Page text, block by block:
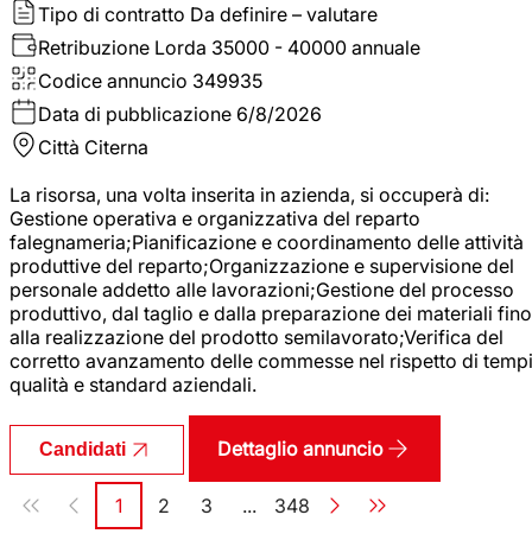
Tipo di contratto Da definire – valutare
Retribuzione Lorda 35000 - 40000 annuale
Codice annuncio 349935
Data di pubblicazione 6/8/2026
Città Citerna
La risorsa, una volta inserita in azienda, si occuperà di:
Gestione operativa e organizzativa del reparto
falegnameria;Pianificazione e coordinamento delle attività
produttive del reparto;Organizzazione e supervisione del
personale addetto alle lavorazioni;Gestione del processo
produttivo, dal taglio e dalla preparazione dei materiali fino
alla realizzazione del prodotto semilavorato;Verifica del
corretto avanzamento delle commesse nel rispetto di
qualità e standard aziendali.
Candidati Dettaglio annuncio
Paginazione
Pagina
1 Pagina
2 Pagina
3 ... Pagina
348